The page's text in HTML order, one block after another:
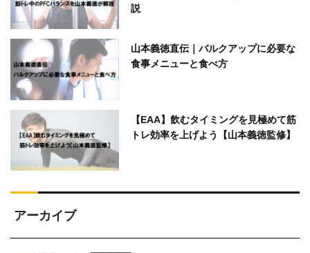
説
山本義徳直伝｜バルクアップに必要な
食事メニューと食べ方
【EAA】飲むタイミングを見極めて筋
トレ効率を上げよう【山本義徳監修】
アーカイブ